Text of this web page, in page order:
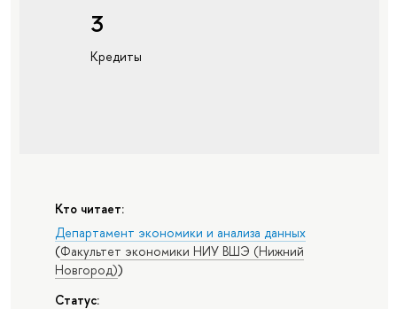
3
Кредиты
Кто читает:
Департамент экономики и анализа данных
(Факультет экономики НИУ ВШЭ (Нижний
Новгород))
Статус: